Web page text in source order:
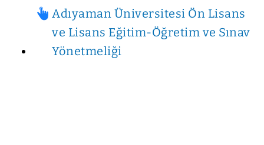
Adıyaman Üniversitesi Ön Lisans
ve Lisans Eğitim-Öğretim ve Sınav
Yönetmeliği